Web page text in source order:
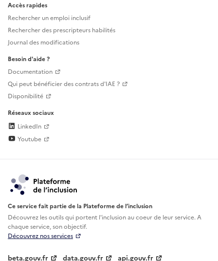
Accès rapides
Rechercher un emploi inclusif
Rechercher des prescripteurs habilités
Journal des modifications
Besoin d'aide ?
Documentation
Qui peut bénéficier des contrats d'IAE ?
Disponibilité
Réseaux sociaux
LinkedIn
Youtube
Ce service fait partie de la Plateforme de l’inclusion
Découvrez les outils qui portent l'inclusion aucoeur de leur service. A
chaque service, son objectif.
Découvrez nos services
beta.gouv.fr data.gouv.fr api.gouv.fr